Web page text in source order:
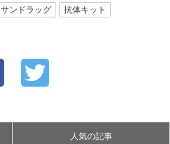
サンドラッグ 抗体キット
人気の記事